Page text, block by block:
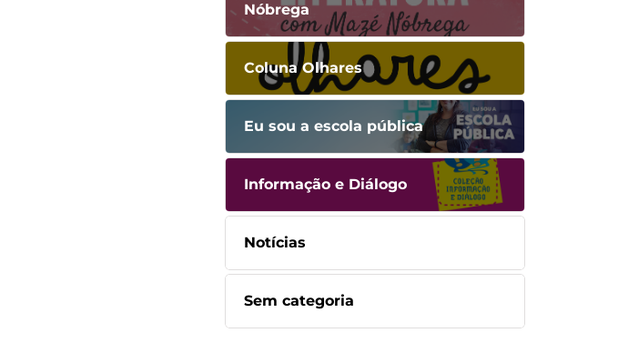
Nóbrega
Coluna Olhares
Eu sou a escola pública
Informação e Diálogo
Notícias
Sem categoria